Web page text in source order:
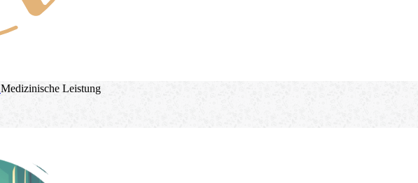
Medizinische Leistung